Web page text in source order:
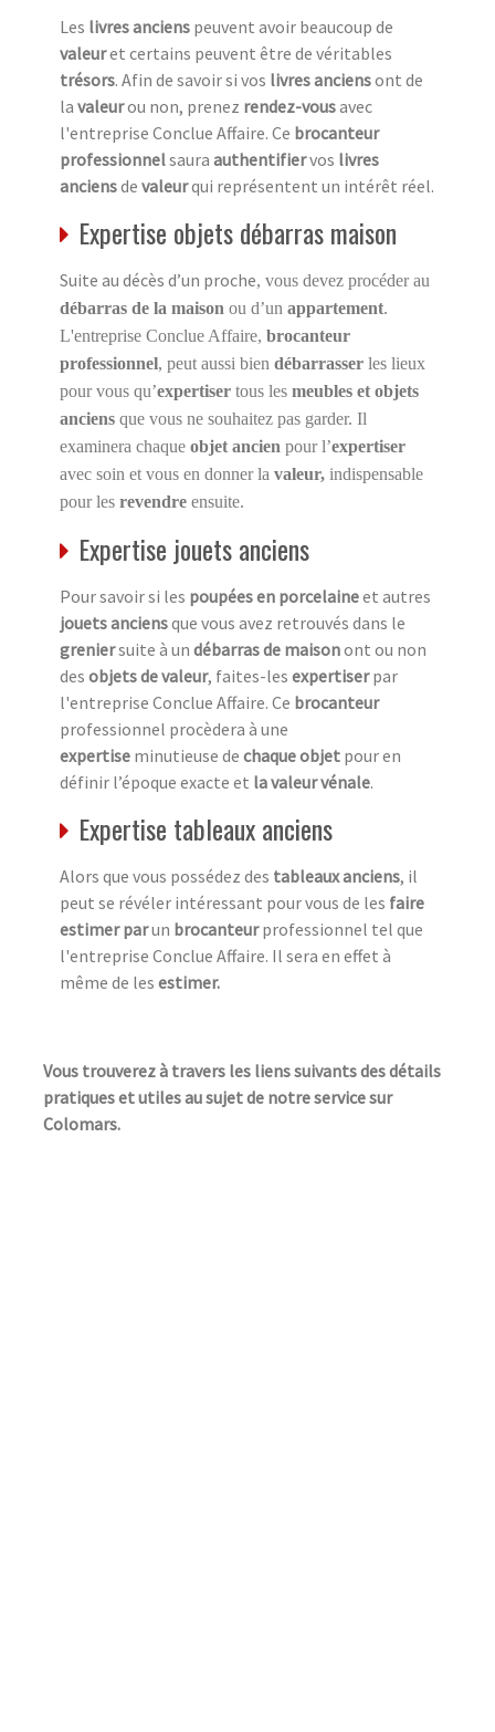
Les livres anciens peuvent avoir beaucoup de
valeuret certains peuvent être de véritables
trésors. Afin de savoir si vos livres anciensont de
la valeurou non, prenez rendez-vousavec
l'entreprise Conclue Affaire. Ce brocanteur
professionnelsaura authentifiervos livres
anciensde valeurqui représentent un intérêt réel.
Expertise objets débarras maison
Suite au décès d’un proche, vous devez procéder au
débarras de la maison ou d’un appartement.
L'entreprise Conclue Affaire, brocanteur
professionnel, peut aussi bien débarrasser les lieux
pour vous qu’expertiser tous les meubles et objets
anciens que vous ne souhaitez pas garder. Il
examinera chaque objet ancien pour l’expertiser
avec soin et vous en donner la valeur, indispensable
pour les revendre ensuite.
Expertise jouets anciens
Pour savoir si les poupées en porcelaineet autres
jouets anciensque vous avez retrouvés dans le
greniersuite à un débarras de maisonont ou non
des objets de valeur, faites-les expertiserpar
l'entreprise Conclue Affaire. Ce brocanteur
professionnel procèdera à une
expertise minutieuse de chaque objet pour en
définir l’époque exacte et la valeur vénale.
Expertise tableaux anciens
Alors que vous possédez des tableaux anciens, il
peut se révéler intéressant pour vous de les faire
estimer parun brocanteurprofessionnel tel que
l'entreprise Conclue Affaire. Il sera en effet à
même de les estimer.
Vous trouverez à travers les liens suivants des détails
pratiques et utiles au sujet de notre service sur
Colomars.